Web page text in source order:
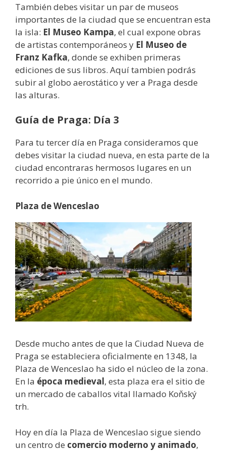
También debes visitar un par de museos
importantes de la ciudad que se encuentran esta
la isla: El Museo Kampa, el cual expone obras
de artistas contemporáneos y El Museo de
Franz Kafka, donde se exhiben primeras
ediciones de sus libros. Aquí tambien podrás
subir al globo aerostático y ver a Praga desde
las alturas.
Guía de Praga: Día 3
Para tu tercer día en Praga consideramos que
debes visitar la ciudad nueva, en esta parte de la
ciudad encontraras hermosos lugares en un
recorrido a pie único en el mundo.
Plaza de Wenceslao
Desde mucho antes de que la Ciudad Nueva de
Praga se estableciera oficialmente en 1348, la
Plaza de Wenceslao ha sido el núcleo de la zona.
En la época medieval, esta plaza era el sitio de
un mercado de caballos vital llamado Koňský
trh.
Hoy en día la Plaza de Wenceslao sigue siendo
un centro de comercio moderno y animado,